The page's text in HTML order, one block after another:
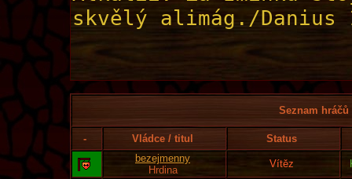
Seznam
- Vládce / titul
Status
bezejmenny
Hrdina
Vítěz